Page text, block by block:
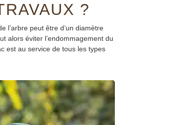
?
l’arbre peut être d’un diamètre
alors éviter l’endommagement du
est au service de tous les types